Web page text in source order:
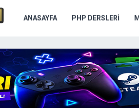
ANASAYFA PHP DERSLERI